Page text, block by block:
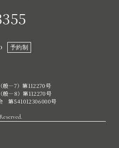
予約制
般―7）第112270号
般―8）第112270号
第541012306000号